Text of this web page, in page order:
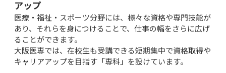
アップ
医療・福祉・スポーツ分野には、様々な資格や専門技能が
あり、それらを身につけることで、仕事の幅をさらに広げ
ることができます。
大阪医専では、在校生も受講できる短期集中で資格取得や
キャリアアップを目指す「専科」を設けています。